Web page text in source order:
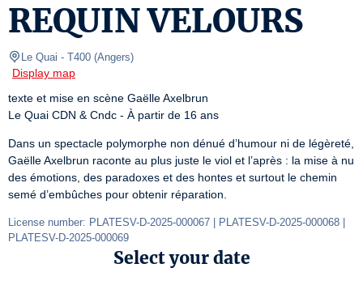
REQUIN VELOURS
Le Quai - T400 (Angers)
Display map
texte et mise en scène Gaëlle Axelbrun
Le Quai CDN & Cndc - À partir de 16 ans
Dans un spectacle polymorphe non dénué d’humour ni de légèreté,
Gaëlle Axelbrun raconte au plus juste le viol et l’après : la mise à nu
des émotions, des paradoxes et des hontes et surtout le chemin
semé d’embûches pour obtenir réparation.
License number: PLATESV-D-2025-000067 | PLATESV-D-2025-000068 |
PLATESV-D-2025-000069
Select your date